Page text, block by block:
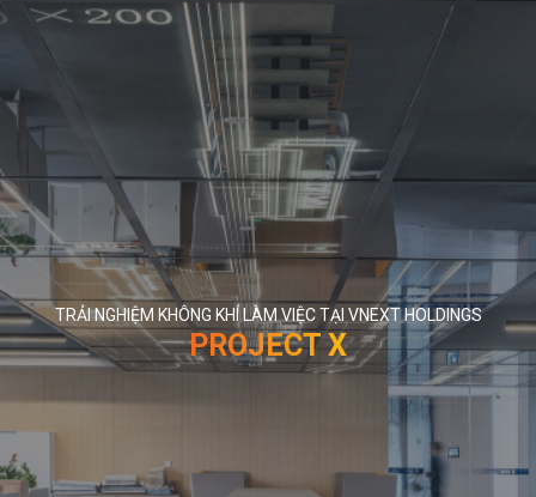
TRẢI NGHIỆM KHÔNG KHÍ LÀM VIỆC TẠI VNEXT HOLDINGS
PROJECT X